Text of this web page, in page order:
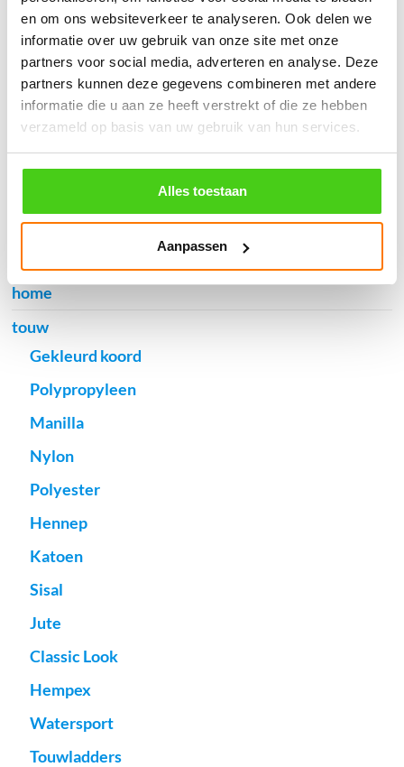
en om ons websiteverkeer te analyseren. Ook delen we
informatie over uw gebruik van onze site met onze
partners voor social media, adverteren en analyse. Deze
partners kunnen deze gegevens combineren met andere
informatie die u aan ze heeft verstrekt of die ze hebben
verzameld op basis van uw gebruik van hun services.
Alles toestaan
Aanpassen
Verzendkosten €5,45, boven €70,- gratis verstuurd
(* gewicht onder 32kg). Binnen 24 uur verstuurd.
Aantal meters worden geleverd aan een stuk.
© 2009 - 2026 | Touwspecialist.nl
It Fjild 4 - 8621 EA Heeg - Friesland
home
touw
Gekleurd koord
Polypropyleen
Manilla
Nylon
Polyester
Hennep
Katoen
Sisal
Jute
Classic Look
Hempex
Watersport
Touwladders